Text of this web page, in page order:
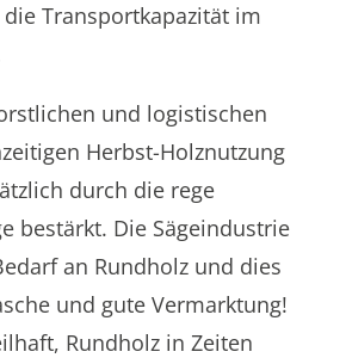
Transportkapazität im
und logistischen
Herbst-Holznutzung
durch die rege
bestärkt. Die Sägeindustrie
an Rundholz und dies
und gute Vermarktung!
Rundholz in Zeiten